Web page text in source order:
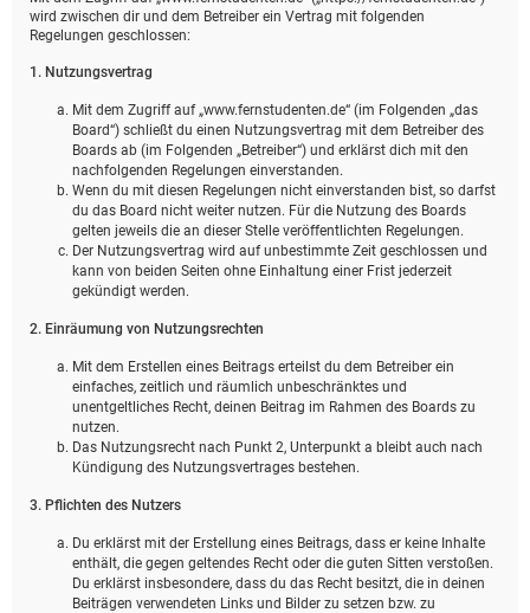
wird zwischen dir und dem Betreiber ein Vertrag mit folgenden
Regelungen geschlossen:
1. Nutzungsvertrag
Mit dem Zugriff auf „www.fernstudenten.de“ (im Folgenden „das
Board“) schließt du einen Nutzungsvertrag mit dem Betreiber des
Boards ab (im Folgenden „Betreiber“) und erklärst dich mit den
nachfolgenden Regelungen einverstanden.
Wenn du mit diesen Regelungen nicht einverstanden bist, so darfst
du das Board nicht weiter nutzen. Für die Nutzung des Boards
gelten jeweils die an dieser Stelle veröffentlichten Regelungen.
Der Nutzungsvertrag wird auf unbestimmte Zeit geschlossen und
kann von beiden Seiten ohne Einhaltung einer Frist jederzeit
gekündigt werden.
2. Einräumung von Nutzungsrechten
Mit dem Erstellen eines Beitrags erteilst du dem Betreiber ein
einfaches, zeitlich und räumlich unbeschränktes und
unentgeltliches Recht, deinen Beitrag im Rahmen des Boards zu
nutzen.
Das Nutzungsrecht nach Punkt 2, Unterpunkt a bleibt auch nach
Kündigung des Nutzungsvertrages bestehen.
3. Pflichten des Nutzers
Du erklärst mit der Erstellung eines Beitrags, dass er keine Inhalte
enthält, die gegen geltendes Recht oder die guten Sitten verstoßen.
Du erklärst insbesondere, dass du das Recht besitzt, die in deinen
Beiträgen verwendeten Links und Bilder zu setzen bzw. zu